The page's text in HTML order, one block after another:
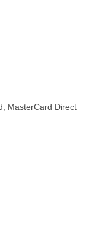
MasterCard Direct